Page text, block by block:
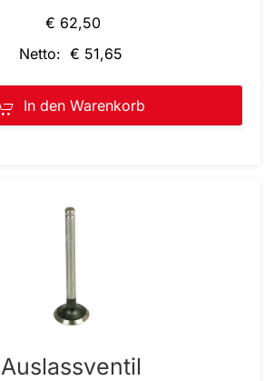
€ 62,50
Netto: € 51,65
In den Warenkorb
Auslassventil